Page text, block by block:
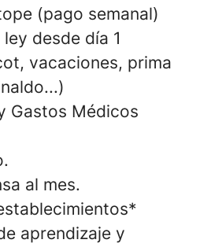
(pago semanal)
desde día 1
vacaciones, prima
Gastos Médicos
al mes.
aprendizaje y